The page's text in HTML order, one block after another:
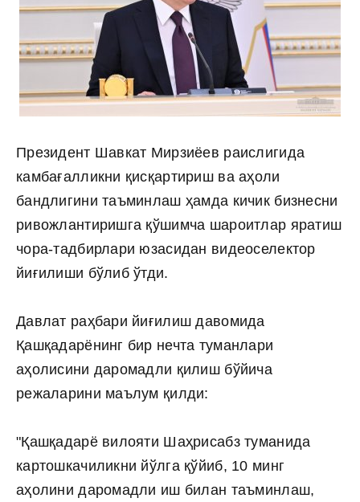
Президент Шавкат Мирзиёев раислигида
камбағалликни қисқартириш ва аҳоли
бандлигини таъминлаш ҳамда кичик бизнесни
ривожлантиришга қўшимча шароитлар яратиш
чора-тадбирлари юзасидан видеоселектор
йиғилиши бўлиб ўтди.
Давлат раҳбари йиғилиш давомида
Қашқадарёнинг бир нечта туманлари
аҳолисини даромадли қилиш бўйича
режаларини маълум қилди:
"Қашқадарё вилояти Шаҳрисабз туманида
картошкачиликни йўлга қўйиб, 10 минг
аҳолини даромадли иш билан таъминлаш,